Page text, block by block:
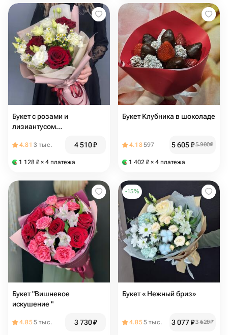
Букет с розами и
лизиантусом
4.81 3 тыс. 4 510₽
1 128 ₽ × 4 платежа
Букет Клубника в шоколаде
4.18597 5 605₽5 900₽
1 402 ₽ × 4 платежа
Букет "Вишневое
искушение "
4.855 тыс. 3 730₽
-15%
Букет « Нежный бриз»
4.855 тыс. 3 077₽3 620₽